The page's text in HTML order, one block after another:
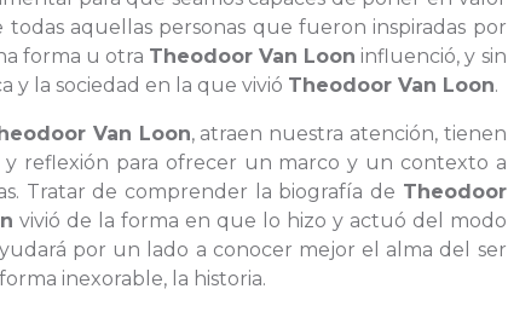
todas aquellas personas que fueron inspiradas por
forma u otra Theodoor Van Loon influenció, y sin
y la sociedad en la que vivió Theodoor Van Loon.
Van Loon, atraen nuestra atención, tienen
reflexión para ofrecer un marco y un contexto a
Tratar de comprender la biografía de Theodoor
vivió de la forma en que lo hizo y actuó del modo
por un lado a conocer mejor el alma del ser
inexorable, la historia.